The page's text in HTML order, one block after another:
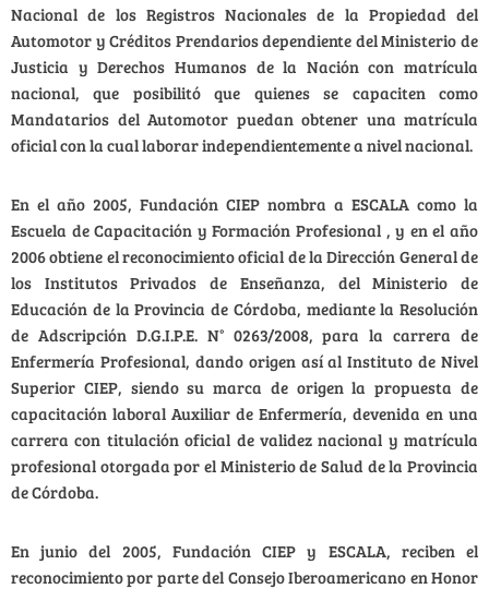
Nacional de los Registros Nacionales de la Propiedad del
Automotor y Créditos Prendarios dependiente del Ministerio de
Justicia y Derechos Humanos de la Nación con matrícula
nacional, que posibilitó que quienes se capaciten como
Mandatarios del Automotor puedan obtener una matrícula
oficial con la cual laborar independientemente a nivel nacional.
En el año 2005, Fundación CIEP nombra a ESCALA como la
Escuela de Capacitación y Formación Profesional , y en el año
2006 obtiene el reconocimiento oficial de la Dirección General de
los Institutos Privados de Enseñanza, del Ministerio de
Educación de la Provincia de Córdoba, mediante la Resolución
de Adscripción D.G.I.P.E. N° 0263/2008, para la carrera de
Enfermería Profesional, dando origen así al Instituto de Nivel
Superior CIEP, siendo su marca de origen la propuesta de
capacitación laboral Auxiliar de Enfermería, devenida en una
carrera con titulación oficial de validez nacional y matrícula
profesional otorgada por el Ministerio de Salud de la Provincia
de Córdoba.
En junio del 2005, Fundación CIEP y ESCALA, reciben el
reconocimiento por parte del Consejo Iberoamericano en Honor